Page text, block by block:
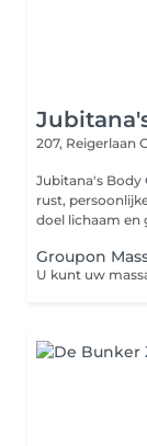
207, Reigerlaan
Jubitana's Body
rust,
doel lichaam en
Groupon